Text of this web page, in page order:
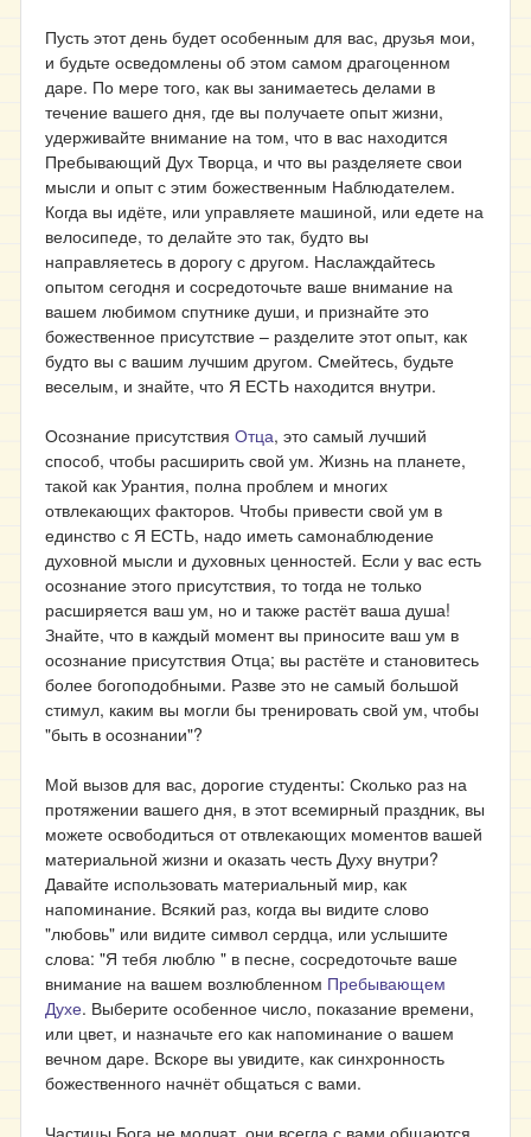
Пусть этот день будет особенным для вас, друзья мои,
и будьте осведомлены об этом самом драгоценном
даре. По мере того, как вы занимаетесь делами в
течение вашего дня, где вы получаете опыт жизни,
удерживайте внимание на том, что в вас находится
Пребывающий Дух Творца, и что вы разделяете свои
мысли и опыт с этим божественным Наблюдателем.
Когда вы идёте, или управляете машиной, или едете на
велосипеде, то делайте это так, будто вы
направляетесь в дорогу с другом. Наслаждайтесь
опытом сегодня и сосредоточьте ваше внимание на
вашем любимом спутнике души, и признайте это
божественное присутствие – разделите этот опыт, как
будто вы с вашим лучшим другом. Смейтесь, будьте
веселым, и знайте, что Я ЕСТЬ находится внутри.
Осознание присутствия Отца, это самый лучший
способ, чтобы расширить свой ум. Жизнь на планете,
такой как Урантия, полна проблем и многих
отвлекающих факторов. Чтобы привести свой ум в
единство с Я ЕСТЬ, надо иметь самонаблюдение
духовной мысли и духовных ценностей. Если у вас есть
осознание этого присутствия, то тогда не только
расширяется ваш ум, но и также растёт ваша душа!
Знайте, что в каждый момент вы приносите ваш ум в
осознание присутствия Отца; вы растёте и становитесь
более богоподобными. Разве это не самый большой
стимул, каким вы могли бы тренировать свой ум, чтобы
"быть в осознании"?
Мой вызов для вас, дорогие студенты: Сколько раз на
протяжении вашего дня, в этот всемирный праздник, вы
можете освободиться от отвлекающих моментов вашей
материальной жизни и оказать честь Духу внутри?
Давайте использовать материальный мир, как
напоминание. Всякий раз, когда вы видите слово
"любовь" или видите символ сердца, или услышите
слова: "Я тебя люблю " в песне, сосредоточьте ваше
внимание на вашем возлюбленном Пребывающем
Духе. Выберите особенное число, показание времени,
или цвет, и назначьте его как напоминание о вашем
вечном даре. Вскоре вы увидите, как синхронность
божественного начнёт общаться с вами.
Частицы Бога не молчат, они всегда с вами общаются,